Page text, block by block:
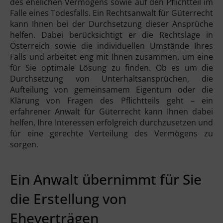
Falle eines Todesfalls. Ein Rechtsanwalt für Güterrecht
kann Ihnen bei der Durchsetzung dieser Ansprüche
helfen. Dabei berücksichtigt er die Rechtslage in
Österreich sowie die individuellen Umstände Ihres
Falls und arbeitet eng mit Ihnen zusammen, um eine
für Sie optimale Lösung zu finden. Ob es um die
Durchsetzung von Unterhaltsansprüchen, die
Aufteilung von gemeinsamem Eigentum oder die
Klärung von Fragen des Pflichtteils geht – ein
erfahrener Anwalt für Güterrecht kann Ihnen dabei
helfen, Ihre Interessen erfolgreich durchzusetzen und
für eine gerechte Verteilung des Vermögens zu
sorgen.
Ein Anwalt übernimmt für Sie
die Erstellung von
Eheverträgen